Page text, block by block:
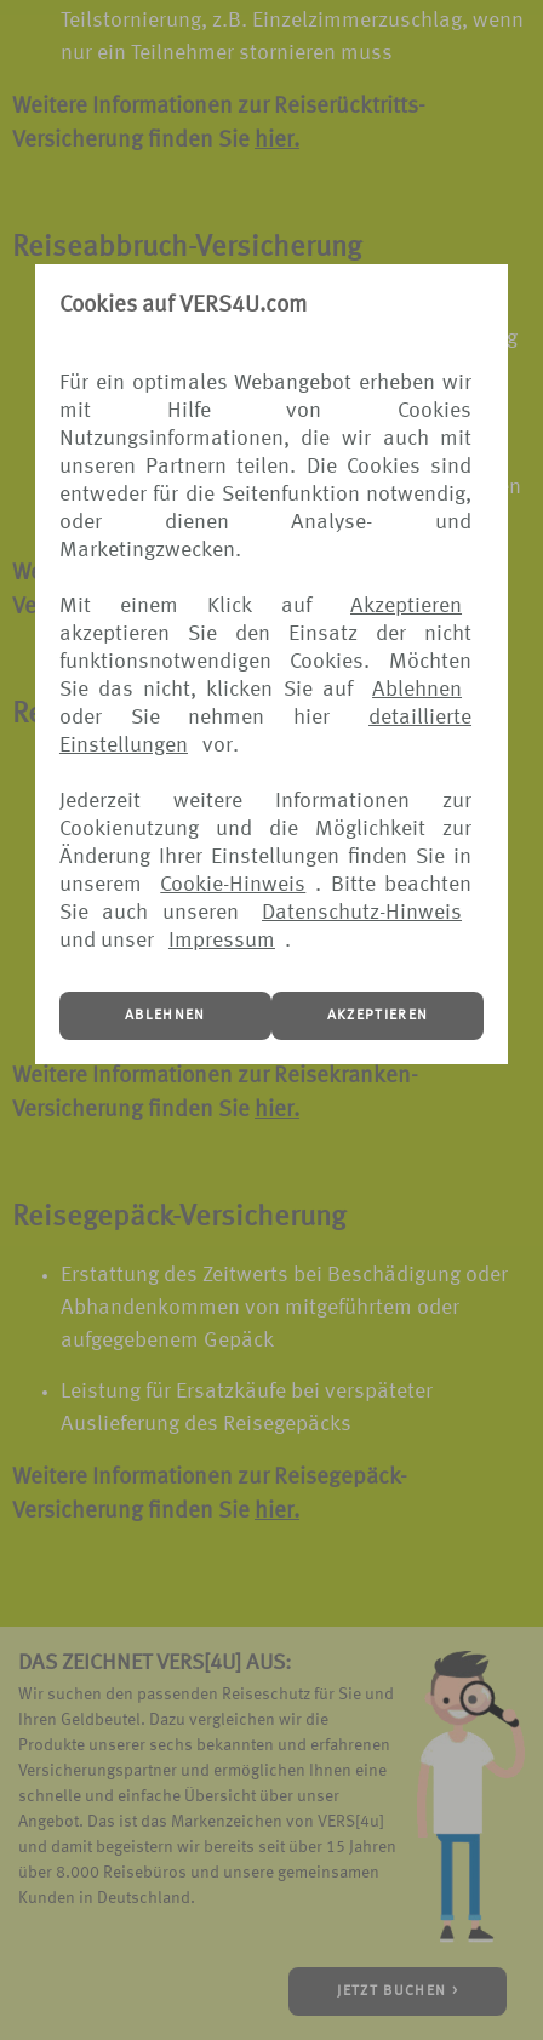
Cookies auf VERS4U.com
Für ein optimales Webangebot erheben wir
mit Hilfe von Cookies
Nutzungsinformationen, die wir auch mit
unseren Partnern teilen. Die Cookies sind
entweder für die Seitenfunktion notwendig,
oder dienen Analyse- und
Marketingzwecken.
Mit einem Klick auf
Akzeptieren
akzeptieren Sie den Einsatz der nicht
funktionsnotwendigen Cookies. Möchten
Sie das nicht, klicken Sie auf
Ablehnen
oder Sie nehmen hier
detaillierte
Einstellungen
vor.
Jederzeit weitere Informationen zur
Cookienutzung und die Möglichkeit zur
Änderung Ihrer Einstellungen finden Sie in
unserem
Cookie-Hinweis . Bitte beachten
Sie auch unseren
Datenschutz-Hinweis
und unser
Impressum .
ABLEHNEN AKZEPTIEREN
Teilstornierung, z.B. Einzelzimmerzuschlag, wenn
nur ein Teilnehmer stornieren muss
Weitere Informationen zur Reiserücktritts-
Versicherung finden Sie hier.
Reiseabbruch-Versicherung
Erstattung der Mehrkosten für die Rückreise,
wenn die Reise aus versichertem Grund vorzeitig
abgebrochen werden muss
Erstattung der nicht genutzten Reiseleistungen
vor Ort, wenn die Reise aus versichertem Grund
vorzeitig abgebrochen oder unterbrochen werden
muss
Weitere Informationen zur Reiseabbruch-
Versicherung finden Sie
hier.
Reisekranken-Versicherung
notwendige Heilbehandlungen im Ausland
inklusive aller verordneten Arzneimittel
Krankenrücktransport
Schmerzstillende Zahnbehandlungen
Rooming-In bei stationärer Behandlung von
Kindern unter 18 Jahren
Weitere Informationen zur Reisekranken-
Versicherung finden Sie hier.
Reisegepäck-Versicherung
Erstattung des Zeitwerts bei Beschädigung oder
Abhandenkommen von mitgeführtem oder
aufgegebenem Gepäck
Leistung für Ersatzkäufe bei verspäteter
Auslieferung des Reisegepäcks
Weitere Informationen zur Reisegepäck-
Versicherung finden Sie hier.
DAS ZEICHNET VERS[4U] AUS:
Wir suchen den passenden Reiseschutz für Sie und
Ihren Geldbeutel. Dazu vergleichen wir die
Produkte unserer sechs bekannten und erfahrenen
Versicherungspartner und ermöglichen Ihnen eine
schnelle und einfache Übersicht über unser
Angebot. Das ist das Markenzeichen von VERS[4u]
und damit begeistern wir bereits seit über 15 Jahren
über 8.000 Reisebüros und unsere gemeinsamen
Kunden in Deutschland.
JETZT BUCHEN >